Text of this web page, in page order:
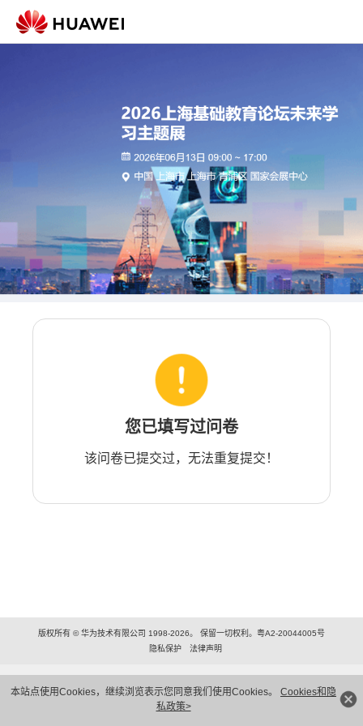
本站点使用Cookies，继续浏览表示您同意我们使用Cookies。 Cookies和隐
私政策>
您已填写过问卷
该问卷已提交过，无法重复提交！
版权所有 © 华为技术有限公司 1998-2026。 保留一切权利。粤A2-20044005号
隐私保护
法律声明